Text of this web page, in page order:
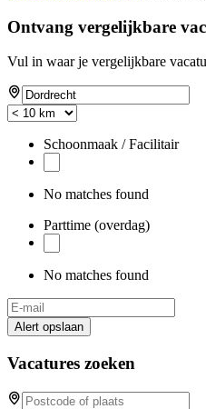
Ontvang vergelijkbare
Vul in waar je vergelijkbare
Schoonmaak / Facilitair
No matches found
Parttime (overdag)
No matches found
Alert opslaan
Vacatures zoeken